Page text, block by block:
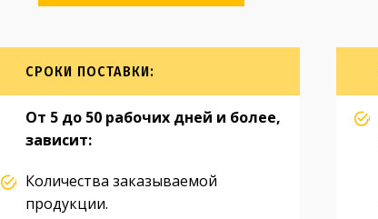
СРОКИ ПОСТАВКИ:
От 5 до 50 рабочих дней и более,
зависит:
Количества заказываемой
продукции.